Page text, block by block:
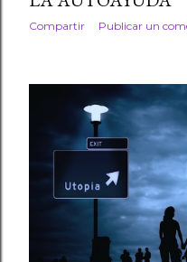
Compartir Publicar un